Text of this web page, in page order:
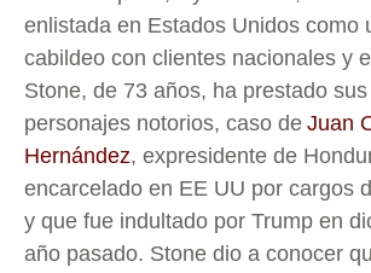
enlistada en Estados Unidos como
cabildeo con clientes nacionales y
Stone, de 73 años, ha prestado
personajes notorios, caso de Juan
Hernández, expresidente de
encarcelado en EE UU por cargos
y que fue indultado por Trump en
año pasado. Stone dio a conocer